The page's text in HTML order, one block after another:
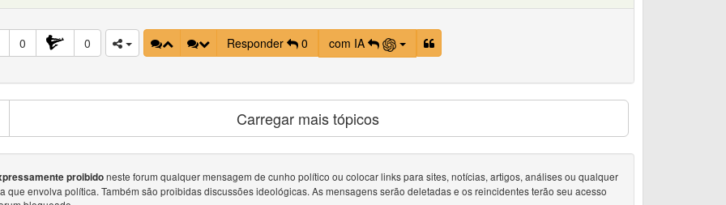
0 0 Responder 0 com IA
Carregar mais tópicos
proibidoneste forum qualquer mensagem de cunho político ou colocar links para sites, notícias, artigos, análises ou qualquer
que envolva política. Também são proibidas discussões ideológicas. As mensagens serão deletadas e os reincidentes terão seu acesso